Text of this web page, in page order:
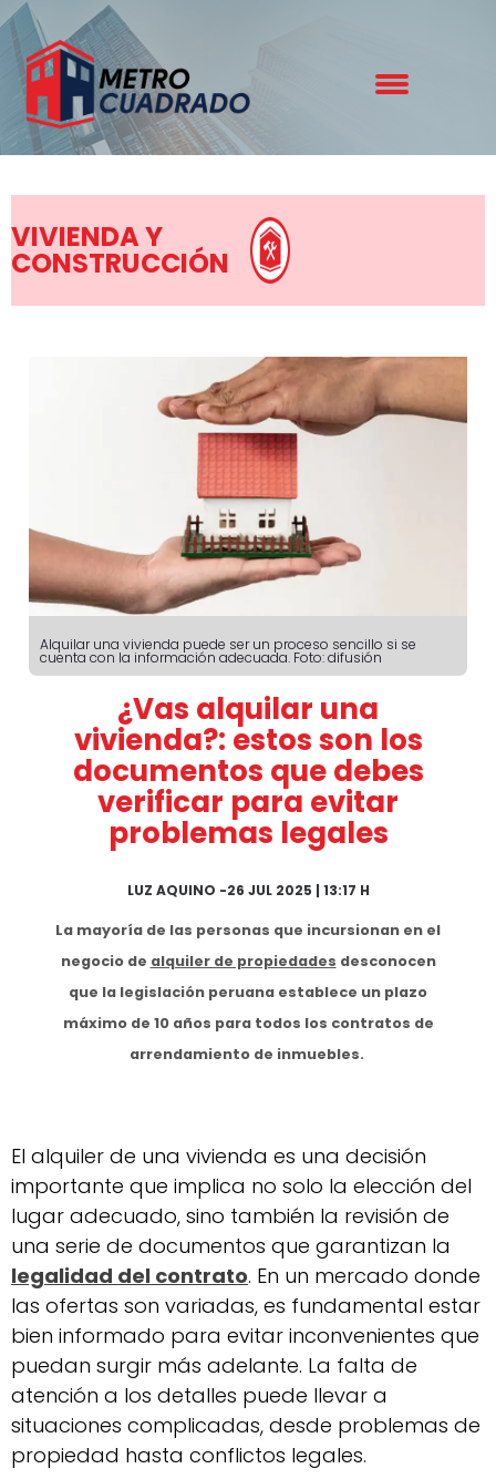
VIVIENDA Y
CONSTRUCCIÓN
Alquilar una vivienda puede ser un proceso sencillo si se
cuenta con la información adecuada. Foto: difusión
¿Vas alquilar una
vivienda?: estos son los
documentos que debes
verificar para evitar
problemas legales
LUZ AQUINO -26 JUL 2025 | 13:17 H
La mayoría de las personas que incursionan en el
negocio de alquiler de propiedades desconocen
que la legislación peruana establece un plazo
máximo de 10 años para todos los contratos de
arrendamiento de inmuebles.
El alquiler de una vivienda es una decisión
importante que implica no solo la elección del
lugar adecuado, sino también la revisión de
una serie de documentos que garantizan la
legalidad del contrato. En un mercado donde
las ofertas son variadas, es fundamental estar
bien informado para evitar inconvenientes que
puedan surgir más adelante. La falta de
atención a los detalles puede llevar a
situaciones complicadas, desde problemas de
propiedad hasta conflictos legales.